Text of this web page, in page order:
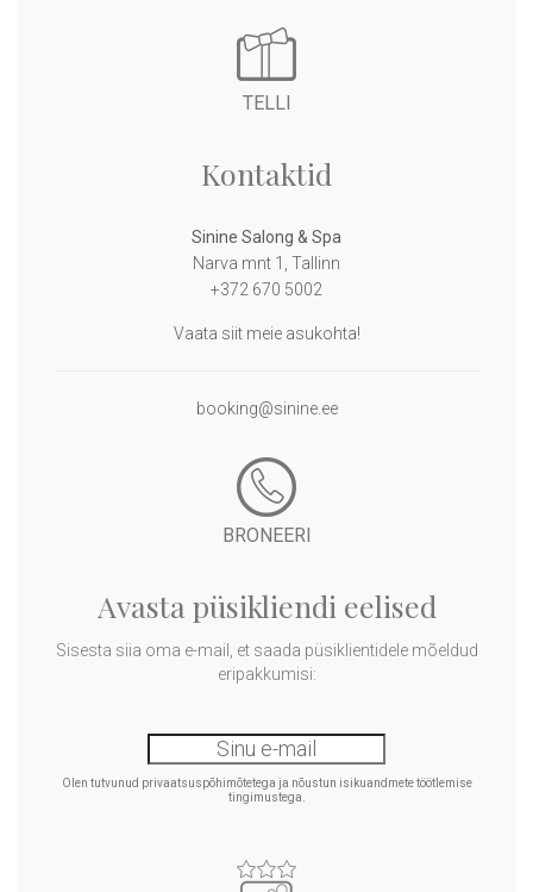
TELLI
Kontaktid
Sinine Salong & Spa
Narva mnt 1, Tallinn
+372 670 5002
Vaata siit meie asukohta!
booking@sinine.ee
BRONEERI
Avasta püsikliendi eelised
Sisesta siia oma e-mail, et saada püsiklientidele mõeldud
eripakkumisi:
Olen tutvunud privaatsuspõhimõtetega ja nõustun isikuandmete töötlemise
tingimustega.